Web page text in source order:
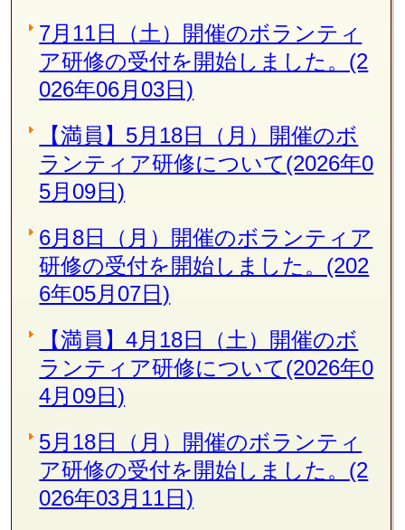
7月11日（土）開催のボランティ
ア研修の受付を開始しました。(2
026年06月03日)
【満員】5月18日（月）開催のボ
ランティア研修について(2026年0
5月09日)
6月8日（月）開催のボランティア
研修の受付を開始しました。(202
6年05月07日)
【満員】4月18日（土）開催のボ
ランティア研修について(2026年0
4月09日)
5月18日（月）開催のボランティ
ア研修の受付を開始しました。(2
026年03月11日)